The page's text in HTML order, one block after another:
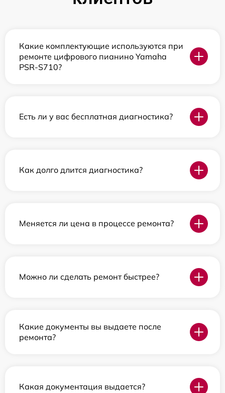
Какие комплектующие используются при
ремонте цифрового пианино Yamaha
PSR-S710?
Есть ли у вас бесплатная диагностика?
Как долго длится диагностика?
Меняется ли цена в процессе ремонта?
Можно ли сделать ремонт быстрее?
Какие документы вы выдаете после
ремонта?
Какая документация выдается?